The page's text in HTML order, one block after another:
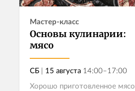
Мастер-класс
Основы кулинарии:
мясо
СБ | 15 августа 14:00–17:00
Хорошо приготовленное мясо